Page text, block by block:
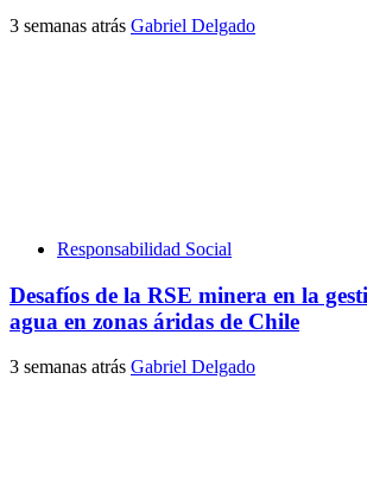
3 semanas atrás Gabriel Delgado
Responsabilidad Social
Desafíos de la RSE minera en la
agua en zonas áridas de Chile
3 semanas atrás Gabriel Delgado